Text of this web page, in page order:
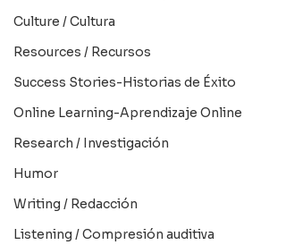
Culture / Cultura
Resources / Recursos
Success Stories-Historias de Éxito
Online Learning-Aprendizaje Online
Research / Investigación
Humor
Writing / Redacción
Listening / Compresión auditiva